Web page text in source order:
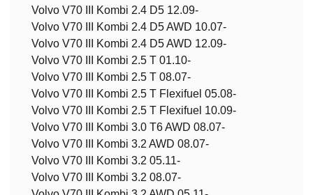
Volvo V70 III Kombi 2.4 D5 12.09-
Volvo V70 III Kombi 2.4 D5 AWD 10.07-
Volvo V70 III Kombi 2.4 D5 AWD 12.09-
Volvo V70 III Kombi 2.5 T 01.10-
Volvo V70 III Kombi 2.5 T 08.07-
Volvo V70 III Kombi 2.5 T Flexifuel 05.08-
Volvo V70 III Kombi 2.5 T Flexifuel 10.09-
Volvo V70 III Kombi 3.0 T6 AWD 08.07-
Volvo V70 III Kombi 3.2 AWD 08.07-
Volvo V70 III Kombi 3.2 05.11-
Volvo V70 III Kombi 3.2 08.07-